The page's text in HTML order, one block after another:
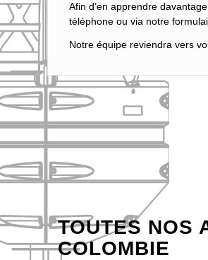
Afin d’en apprendre
téléphone ou via notre
Notre équipe reviendra vers
TOUTES NOS
COLOMBIE